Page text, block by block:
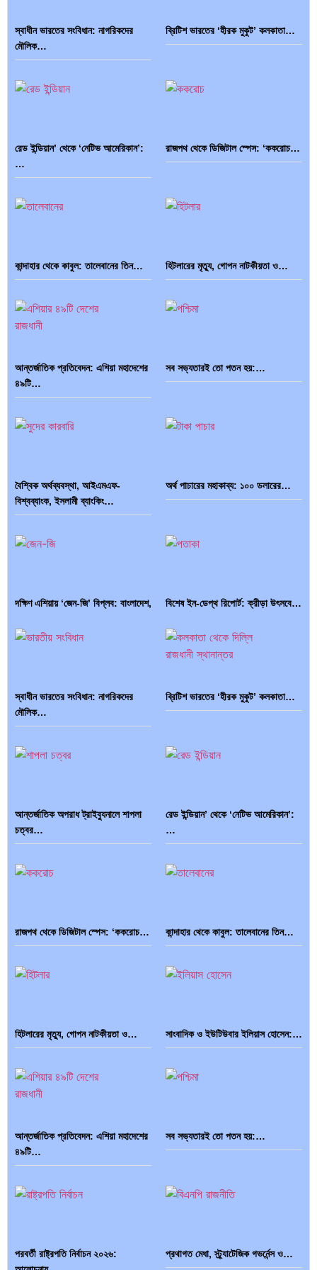
স্বাধীন ভারতের সংবিধান: নাগরিকদের
মৌলিক…
ব্রিটিশ ভারতের ‘হীরক মুকুট’ কলকাতা…
রেড ইন্ডিয়ান’ থেকে ‘নেটিভ আমেরিকান’:
…
রাজপথ থেকে ডিজিটাল স্পেস: ‘ককরোচ…
কান্দাহার থেকে কাবুল: তালেবানের তিন… হিটলারের মৃত্যু, গোপন নাটকীয়তা ও…
আন্তর্জাতিক প্রতিবেদন: এশিয়া মহাদেশের
৪৯টি…
সব সভ্যতারই তো পতন হয়:…
বৈশ্বিক অর্থব্যবস্থা, আইএমএফ-
বিশ্বব্যাংক, ইসলামী ব্যাংকিং…
অর্থ পাচারের মহাকাব্য: ১০০ ডলারের…
দক্ষিণ এশিয়ায় ‘জেন-জি’ বিপ্লব: বাংলাদেশ,
বিশেষ ইন-ডেপ্থ রিপোর্ট: ক্রীড়া উৎসবে…
ব্রাজিল ও আর্জেন্টিনার কালো অধ্যায়:… পূর্ব ইউরোপ বনাম তুরস্ক: শত…
পৃথিবীতে বর্তমানে মোট দেশের সংখ্যা…
এশিয়ান সেঞ্চুরির দ্বৈরথ: চীন-ভারতের
বৈশ্বিক…
পাকিস্তান, চীন ও বাংলাদেশ: তিন…
স্বাধীন ভারতের সংবিধান: নাগরিকদের
মৌলিক…
ব্রিটিশ ভারতের ‘হীরক মুকুট’ কলকাতা…
আন্তর্জাতিক অপরাধ ট্রাইব্যুনালে শাপলা
চত্বর…
রেড ইন্ডিয়ান’ থেকে ‘নেটিভ আমেরিকান’:
…
রাজপথ থেকে ডিজিটাল স্পেস: ‘ককরোচ… কান্দাহার থেকে কাবুল: তালেবানের তিন…
হিটলারের মৃত্যু, গোপন নাটকীয়তা ও… সাংবাদিক ও ইউটিউবার ইলিয়াস হোসেন:…
আন্তর্জাতিক প্রতিবেদন: এশিয়া মহাদেশের
৪৯টি…
সব সভ্যতারই তো পতন হয়:…
পরবর্তী রাষ্ট্রপতি নির্বাচন ২০২৬:
প্রথাগত মেধা, স্ট্র্যাটেজিক গভর্নেন্স ও…